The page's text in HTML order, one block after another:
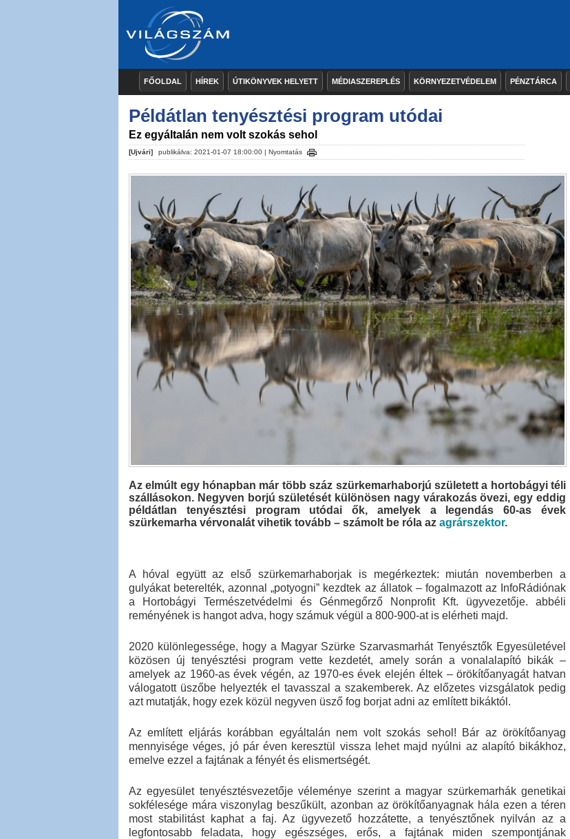
FŐOLDAL HÍREK ÚTIKÖNYVEK HELYETT MÉDIASZEREPLÉS KÖRNYEZETVÉDELEM PÉNZTÁRCA
Példátlan tenyésztési program utódai
Ez egyáltalán nem volt szokás sehol
[Ujvári] publikálva: 2021-01-07 18:00:00 | Nyomtatás
Az elmúlt egy hónapban már több száz szürkemarhaborjú született a hortobágyi téli
szállásokon. Negyven borjú születését különösen nagy várakozás övezi, egy eddig
példátlan tenyésztési program utódai ők, amelyek a legendás 60-as évek
szürkemarha vérvonalát vihetik tovább – számolt be róla az agrárszektor.
A hóval együtt az első szürkemarhaborjak is megérkeztek: miután novemberben a
gulyákat beterelték, azonnal „potyogni” kezdtek az állatok – fogalmazott az InfoRádiónak
a Hortobágyi Természetvédelmi és Génmegőrző Nonprofit Kft. ügyvezetője. abbéli
reményének is hangot adva, hogy számuk végül a 800-900-at is elérheti majd.
2020 különlegessége, hogy a Magyar Szürke Szarvasmarhát Tenyésztők Egyesületével
közösen új tenyésztési program vette kezdetét, amely során a vonalalapító bikák –
amelyek az 1960-as évek végén, az 1970-es évek elején éltek – örökítőanyagát hatvan
válogatott üszőbe helyezték el tavasszal a szakemberek. Az előzetes vizsgálatok pedig
azt mutatják, hogy ezek közül negyven üsző fog borjat adni az említett bikáktól.
Az említett eljárás korábban egyáltalán nem volt szokás sehol! Bár az örökítőanyag
mennyisége véges, jó pár éven keresztül vissza lehet majd nyúlni az alapító bikákhoz,
emelve ezzel a fajtának a fényét és elismertségét.
Az egyesület tenyésztésvezetője véleménye szerint a magyar szürkemarhák genetikai
sokfélesége mára viszonylag beszűkült, azonban az örökítőanyagnak hála ezen a téren
most stabilitást kaphat a faj. Az ügyvezető hozzátette, a tenyésztőnek nyilván az a
legfontosabb feladata, hogy egészséges, erős, a fajtának miden szempontjának